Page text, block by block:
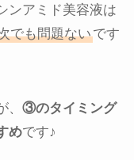
ンアミド美容液は
でも問題ないです
③のタイミング
めです♪